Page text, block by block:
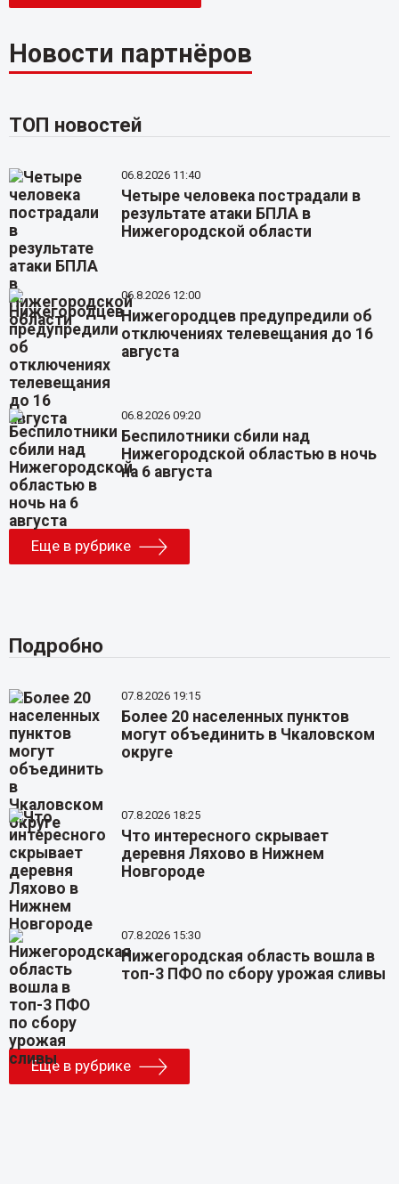
Новости партнёров
ТОП новостей
06.8.2026 11:40
Четыре человека пострадали в
результате атаки БПЛА в
Нижегородской области
06.8.2026 12:00
Нижегородцев предупредили об
отключениях телевещания до 16
августа
06.8.2026 09:20
Беспилотники сбили над
Нижегородской областью в ночь
на 6 августа
Еще в рубрике
Подробно
07.8.2026 19:15
Более 20 населенных пунктов
могут объединить в Чкаловском
округе
07.8.2026 18:25
Что интересного скрывает
деревня Ляхово в Нижнем
Новгороде
07.8.2026 15:30
Нижегородская область вошла в
топ-3 ПФО по сбору урожая сливы
Еще в рубрике